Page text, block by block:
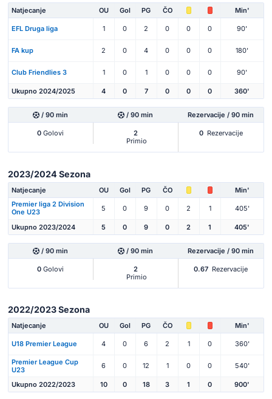
Natjecanje OU Gol PG ČO Min'
EFL Druga liga 1 0 2 0 0 0 90'
FA kup 2 0 4 0 0 0 180'
Club Friendlies 3 1 0 1 0 0 0 90'
Ukupno 2024/2025 4 0 7 0 0 0 360'
/ 90 min / 90 min Rezervacije / 90 min
0 Golovi
2
Primio
0 Rezervacije
2023/2024 Sezona
Natjecanje OU Gol PG ČO
Min'
Premier liga 2 Division
One U23
5 0 9 0 2 1 405'
Ukupno 2023/2024 5 0 9 0 2 1 405'
/ 90 min / 90 min Rezervacije / 90 min
0 Golovi
2
Primio
0.67 Rezervacije
2022/2023 Sezona
Natjecanje OU Gol PG ČO Min'
U18 Premier League 4 0 6 2 1 0 360'
Premier League Cup
U23
6 0 12 1 0 0 540'
Ukupno 2022/2023 10 0 18 3 1 0 900'